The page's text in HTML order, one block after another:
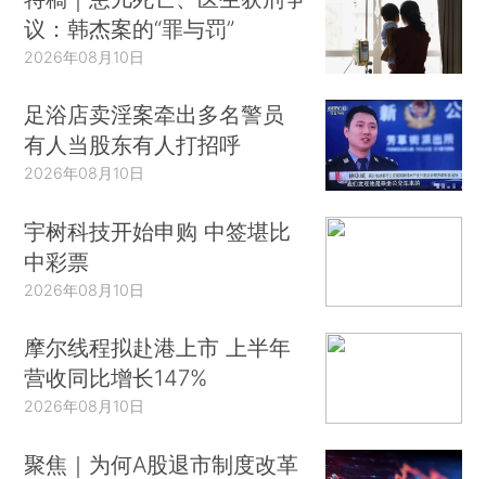
议：韩杰案的“罪与罚”
2026年08月10日
足浴店卖淫案牵出多名警员
有人当股东有人打招呼
2026年08月10日
宇树科技开始申购 中签堪比
中彩票
2026年08月10日
摩尔线程拟赴港上市 上半年
营收同比增长147%
2026年08月10日
聚焦｜为何A股退市制度改革